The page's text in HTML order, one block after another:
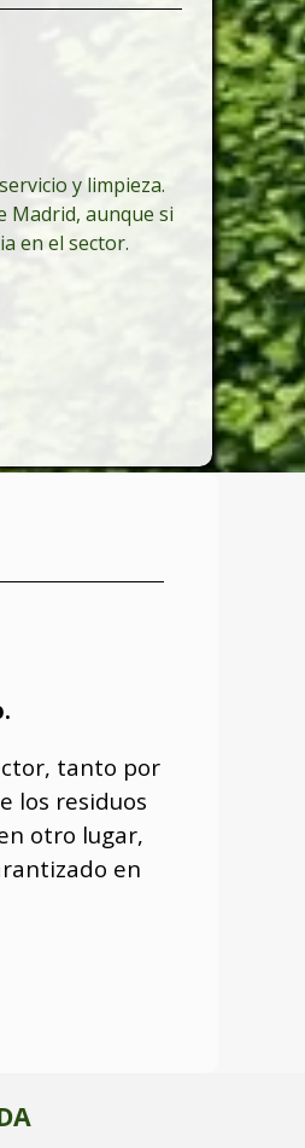
y limpieza.
Madrid, aunque si
en el sector.
tanto por
los residuos
otro lugar,
en